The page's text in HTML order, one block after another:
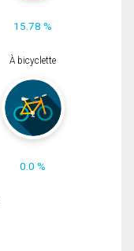
15.78 %
À bicyclette
0.0 %